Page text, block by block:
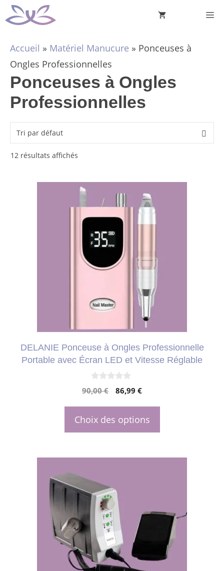
Aller
au
Accueil » Matériel Manucure » Ponceuses à
Ongles Professionnelles
Ponceuses à Ongles
Professionnelles
12 résultats affichés
DELANIE Ponceuse à Ongles Professionnelle
Portable avec Écran LED et Vitesse Réglable
0
s
5
90,00€
Le
prix
initial
était :
86,99 €Le
prix
actuel
est :
Choix des options
choisies
sur